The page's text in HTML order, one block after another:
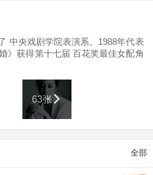
中央戏剧学院表演系。1988年代表
》获得第十七届 百花奖最佳女配角
年，获得 飞天奖“杰出贡献奖”、
63张
全部